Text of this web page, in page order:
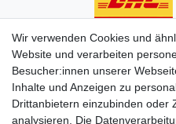
Informationen
Zahlung
Versand & Lieferung
Batterien & Pfand
Wir verwenden Cookies und
Website und verarbeiten
Besucher:innen unserer
Inhalte und Anzeigen zu
Drittanbietern einzubinden oder
analysieren. Die